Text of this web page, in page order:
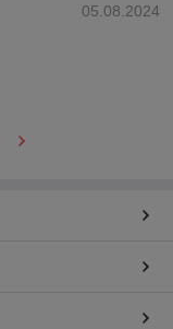
05.08.2024